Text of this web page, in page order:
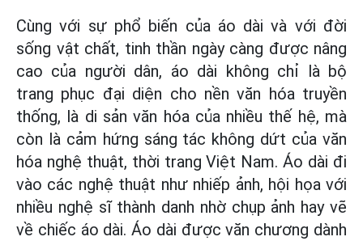
Cùng với sự phổ biến của áo dài và với đời
sống vật chất, tinh thần ngày càng được nâng
cao của người dân, áo dài không chỉ là bộ
trang phục đại diện cho nền văn hóa truyền
thống, là di sản văn hóa của nhiều thế hệ, mà
còn là cảm hứng sáng tác không dứt của văn
hóa nghệ thuật, thời trang Việt Nam. Áo dài đi
vào các nghệ thuật như nhiếp ảnh, hội họa với
nhiều nghệ sĩ thành danh nhờ chụp ảnh hay vẽ
về chiếc áo dài. Áo dài được văn chương dành